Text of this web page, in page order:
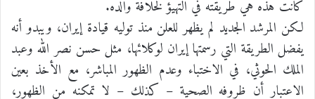
كانت هذه هي طريقته في التهيؤ لخلافة والده.
لكن المرشد الجديد لم يظهر للعلن منذ توليه قيادة إيران، ويبدو أنه
يفضل الطريقة التي رسمتها إيران لوكلائها، مثل حسن نصر الله وعبد
الملك الحوثي، في الاختباء وعدم الظهور المباشر، مع الأخذ بعين
الاعتبار أن ظروفه الصحية – كذلك – لا تمكنه من الظهور،